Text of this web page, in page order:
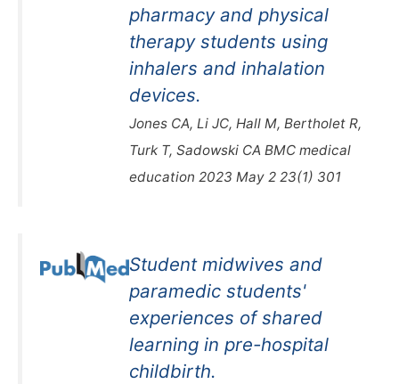
pharmacy and physical
therapy students using
inhalers and inhalation
devices.
Jones CA, Li JC, Hall M, Bertholet R,
Turk T, Sadowski CA BMC medical
education 2023 May 2 23(1) 301
Student midwives and
paramedic students'
experiences of shared
learning in pre-hospital
childbirth.